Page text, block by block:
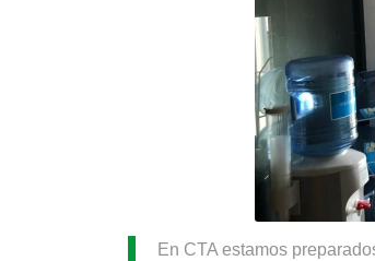
En CTA estamos